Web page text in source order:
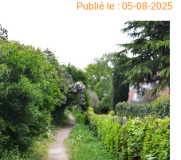
Publié le : 05-08-2025